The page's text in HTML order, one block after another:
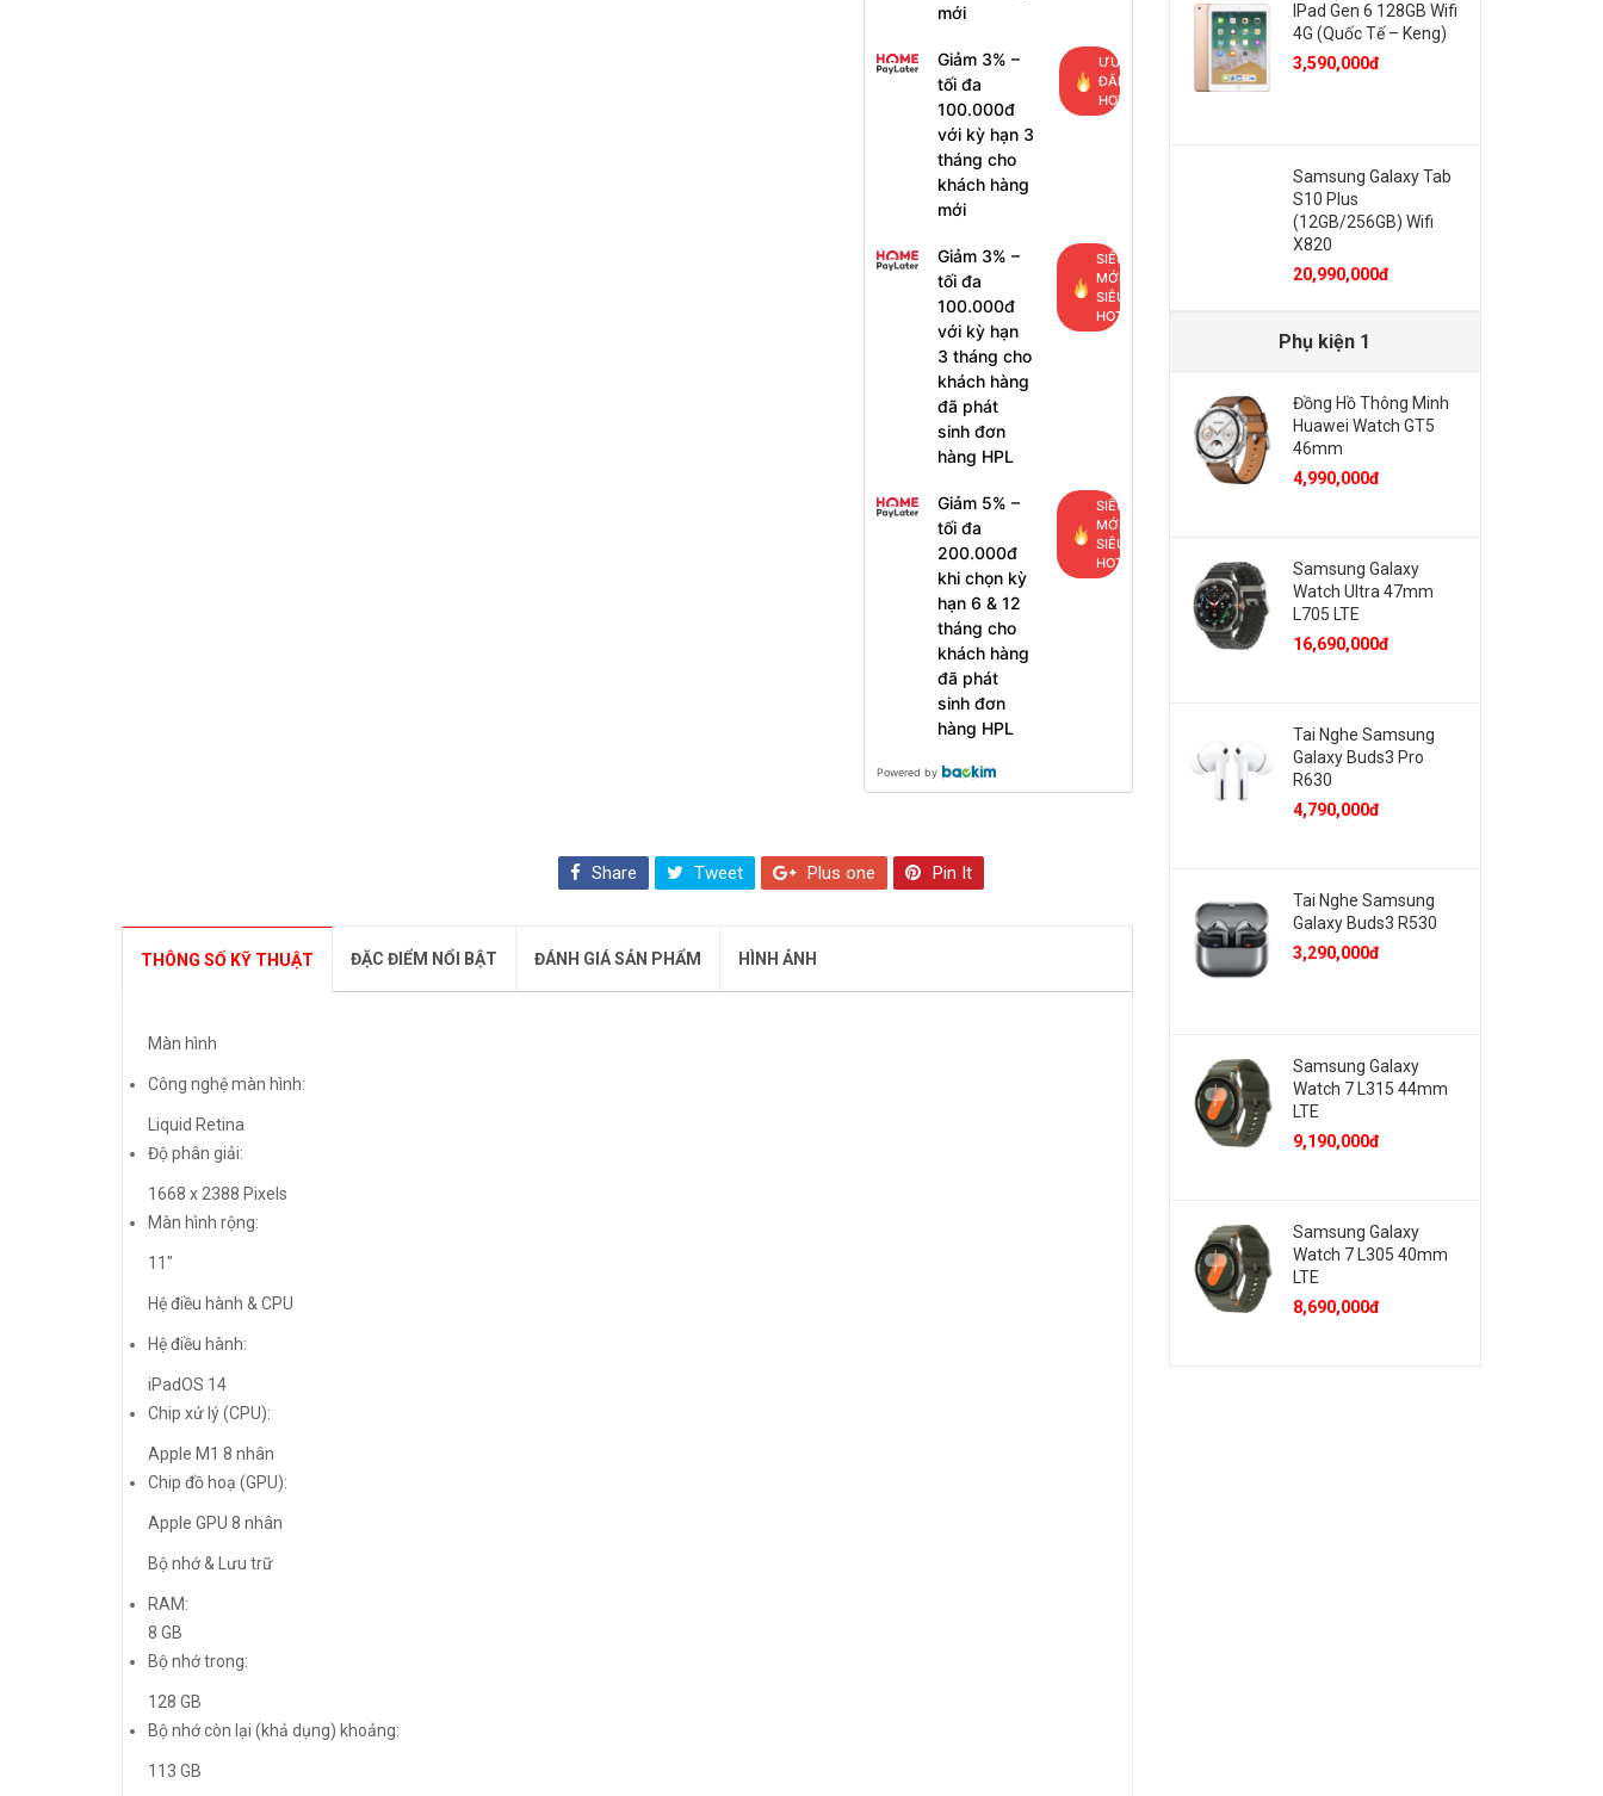
mới
Giảm 3% –
tối đa
100.000đ
với kỳ hạn 3
tháng cho
khách hàng
mới
ƯU
ĐÃI
HOT
Giảm 3% –
tối đa
100.000đ
với kỳ hạn
3 tháng cho
khách hàng
đã phát
sinh đơn
hàng HPL
SIÊU
MỚI,
SIÊU
HOT
Giảm 5% –
tối đa
200.000đ
khi chọn kỳ
hạn 6 & 12
tháng cho
khách hàng
đã phát
sinh đơn
hàng HPL
SIÊU
MỚI,
SIÊU
HOT
Powered by
Share Tweet Plus one Pin It
THÔNG SỐ KỸ THUẬT ĐẶC ĐIỂM NỔI BẬT ĐÁNH GIÁ SẢN PHẨM HÌNH ẢNH
Màn hình
Công nghệ màn hình:
Liquid Retina
Độ phân giải:
1668 x 2388 Pixels
Màn hình rộng:
11″
Hệ điều hành & CPU
Hệ điều hành:
iPadOS 14
Chip xử lý (CPU):
Apple M1 8 nhân
Chip đồ hoạ (GPU):
Apple GPU 8 nhân
Bộ nhớ & Lưu trữ
RAM:
8 GB
Bộ nhớ trong:
128 GB
Bộ nhớ còn lại (khả dụng) khoảng:
113 GB
IPad Gen 6 128GB Wifi
4G (Quốc Tế – Keng)
3,590,000đ
Samsung Galaxy Tab
S10 Plus
(12GB/256GB) Wifi
X820
20,990,000đ
Phụ kiện 1
Đồng Hồ Thông Minh
Huawei Watch GT5
46mm
4,990,000đ
Samsung Galaxy
Watch Ultra 47mm
L705 LTE
16,690,000đ
Tai Nghe Samsung
Galaxy Buds3 Pro
R630
4,790,000đ
Tai Nghe Samsung
Galaxy Buds3 R530
3,290,000đ
Samsung Galaxy
Watch 7 L315 44mm
LTE
9,190,000đ
Samsung Galaxy
Watch 7 L305 40mm
LTE
8,690,000đ